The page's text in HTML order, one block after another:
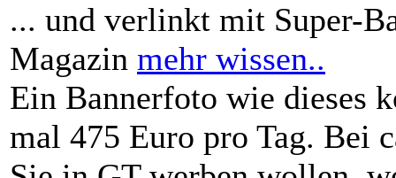
... und verlinkt mit Super-
Magazin mehr wissen..
Ein Bannerfoto wie dieses
mal 475 Euro pro Tag. Bei